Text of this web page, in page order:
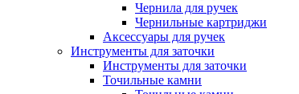
Чернила для ручек
Чернильные картриджи
Аксессуары для ручек
Инструменты для заточки
Инструменты для заточки
Точильные камни